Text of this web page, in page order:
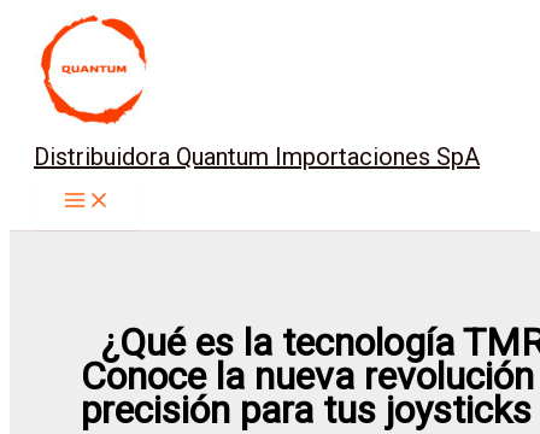
contenido
Distribuidora Quantum Importaciones SpA
¿Qué es la tecnología
Conoce la nueva
precisión para tus